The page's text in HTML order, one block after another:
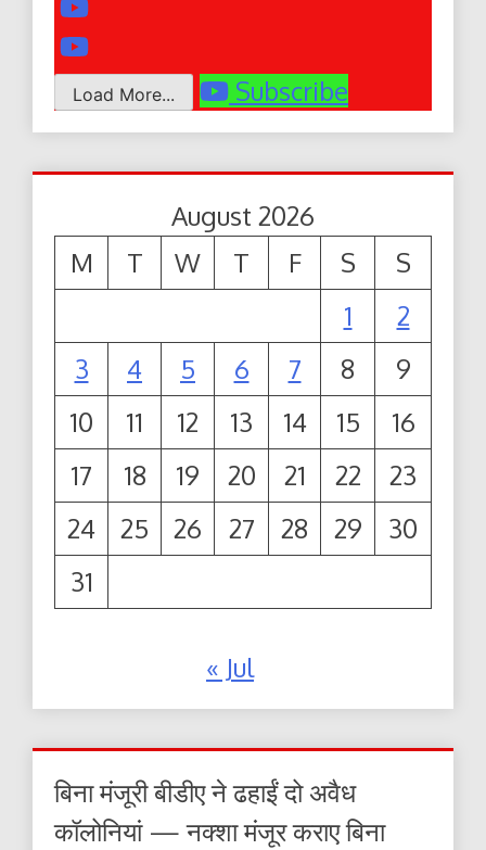
Load More... Subscribe
August 2026
M
T W T F S
S
1
2
3
4 5 6 7 8
9
10
11 12 13 14 15
16
17
18 19 20 21 22
23
24
25 26 27 28 29
30
31
« Jul
बिना मंजूरी बीडीए ने ढहाईं दो अवैध
कॉलोनियां — नक्शा मंजूर कराए बिना